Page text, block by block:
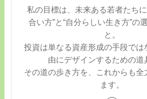
私の目標は、未来ある若者たち
合い方”と“自分らしい生き方”の
と。
投資は単なる資産形成の手段では
由にデザインするための道
その道の歩き方を、これからも全
ます。